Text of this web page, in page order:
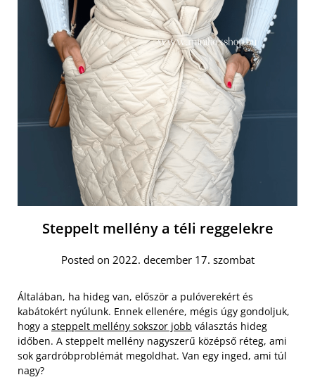
Steppelt mellény a téli reggelekre
Posted on 2022. december 17. szombat
Általában, ha hideg van, először a pulóverekért és
kabátokért nyúlunk. Ennek ellenére, mégis úgy gondoljuk,
hogy a steppelt mellény sokszor jobb választás hideg
időben. A steppelt mellény nagyszerű középső réteg, ami
sok gardróbproblémát megoldhat. Van egy inged, ami túl
nagy?